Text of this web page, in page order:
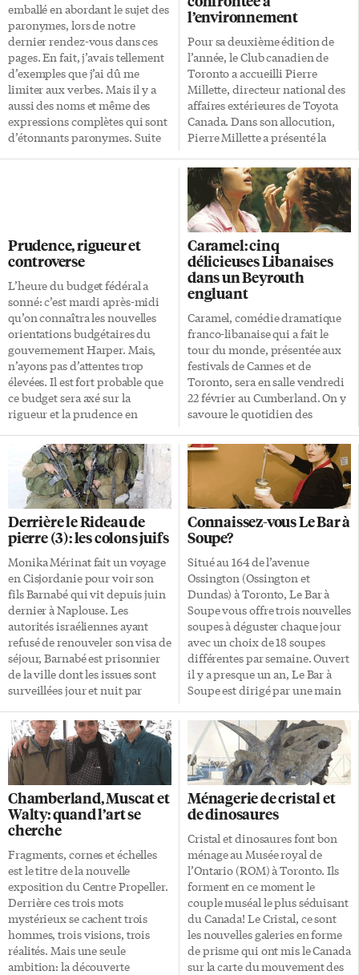
emballé en abordant le sujet des
paronymes, lors de notre
dernier rendez-vous dans ces
pages. En fait, j’avais tellement
d’exemples que j’ai dû me
limiter aux verbes. Mais il y a
aussi des noms et même des
expressions complètes qui sont
d’étonnants paronymes. Suite
On appelle «paronymie» cette
ressemblance formelle entre
deux mots qui, bien souvent,
est une source d’erreurs. Dans
ma dernière […]
l’environnement
Pour sa deuxième édition de
l’année, le Club canadien de
Toronto a accueilli Pierre
Millette, directeur national des
affaires extérieures de Toyota
Canada. Dans son allocution,
Pierre Millette a présenté la
ce qu’il appelle «la façon
Toyota»: «Il s’agit de toujours
essayer d’améliorer notre
entreprise et nos activités, de
fonder notre succès à la fois sur
l’implication individuelle et
l’esprit d’équipe et enfin, de se
préparer à être en conformité
avec les normes, notamment
environnementales.» Il a
beaucoup été question
d’environnement dans cette
présentation. Pour Pierre
Millette, c’est là en effet l’une
des préoccupations majeures
de […]
Prudence, rigueur et
controverse
L’heure du budget fédéral a
sonné: c’est mardi après-midi
qu’on connaîtra les nouvelles
orientations budgétaires du
gouvernement Harper. Mais,
n’ayons pas d’attentes trop
élevées. Il est fort probable que
ce budget sera axé sur la
rigueur et la prudence en
l’économie canadienne. Le
ministre des Finances Jim
Flaherty ne s’est pas gêné pour
réduire les impôts et les taxes
depuis son arrivée au pouvoir il
y a deux ans et il serait très
étonnant que le Père Noël
repasse cette fois-ci. Un
économiste de la firme JP
Morgan Canada affirmait
récemment qu’il y avait 45% de
[…]
Caramel: cinq
délicieuses Libanaises
dans un Beyrouth
engluant
Caramel, comédie dramatique
franco-libanaise qui a fait le
tour du monde, présentée aux
festivals de Cannes et de
Toronto, sera en salle vendredi
22 février au Cumberland. On y
savoure le quotidien des
les vies ordinaires de cinq
femmes tourmentées. Neuf
jours après la fin du tournage
de Caramel en 2006 à Beyrouth,
la guerre éclatait et ravageait
une nouvelle fois le pays. La
tonalité du film, intimiste,
parfois drôle, souvent
émouvante et toujours juste,
contraste complètement avec le
ton des canons qui quelques
instants après le clap de fin, on
l’imagine devant l’écran noir
[…]
Derrière le Rideau de
pierre (3): les colons juifs
Monika Mérinat fait un voyage
en Cisjordanie pour voir son
fils Barnabé qui vit depuis juin
dernier à Naplouse. Les
autorités israéliennes ayant
refusé de renouveler son visa de
séjour, Barnabé est prisonnier
de la ville dont les issues sont
surveillées jour et nuit par
amis de son fils l’accompagnent
à Bethléem. Bethléem est une
ville ancienne, ravissante une
fois vidée des 50 000 visiteurs
et pèlerins qui s’en emparent à
Noël. Nous sommes presque
seuls à visiter la Basilique de la
Nativité, construite au dessus
de la grotte marquant l’endroit
où se serait trouvée […]
Connaissez-vous Le Bar à
Soupe?
Situé au 164 de l’avenue
Ossington (Ossington et
Dundas) à Toronto, Le Bar à
Soupe vous offre trois nouvelles
soupes à déguster chaque jour
avec un choix de 18 soupes
différentes par semaine. Ouvert
il y a presque un an, Le Bar à
Soupe est dirigé par une main
d’adoption canadienne:
Nathalie Barin. Ses soupes sont
tellement bonnes que le
magazine NOW lui a décerné
cinq N. C’est assez exceptionnel
car le magazine n’a délivré que
21 distinctions de ce type sur les
quelques 1 219 restaurants qui
ont été testés depuis sa
création. Le […]
Chamberland, Muscat et
Walty: quand l’art se
cherche
Fragments, cornes et échelles
est le titre de la nouvelle
exposition du Centre Propeller.
Derrière ces trois mots
mystérieux se cachent trois
hommes, trois visions, trois
réalités. Mais une seule
ambition: la découverte
Ménagerie de cristal et
de dinosaures
Cristal et dinosaures font bon
ménage au Musée royal de
l’Ontario (ROM) à Toronto. Ils
forment en ce moment le
couple muséal le plus séduisant
du Canada! Le Cristal, ce sont
les nouvelles galeries en forme
de prisme qui ont mis le Canada
sur la carte du mouvement des